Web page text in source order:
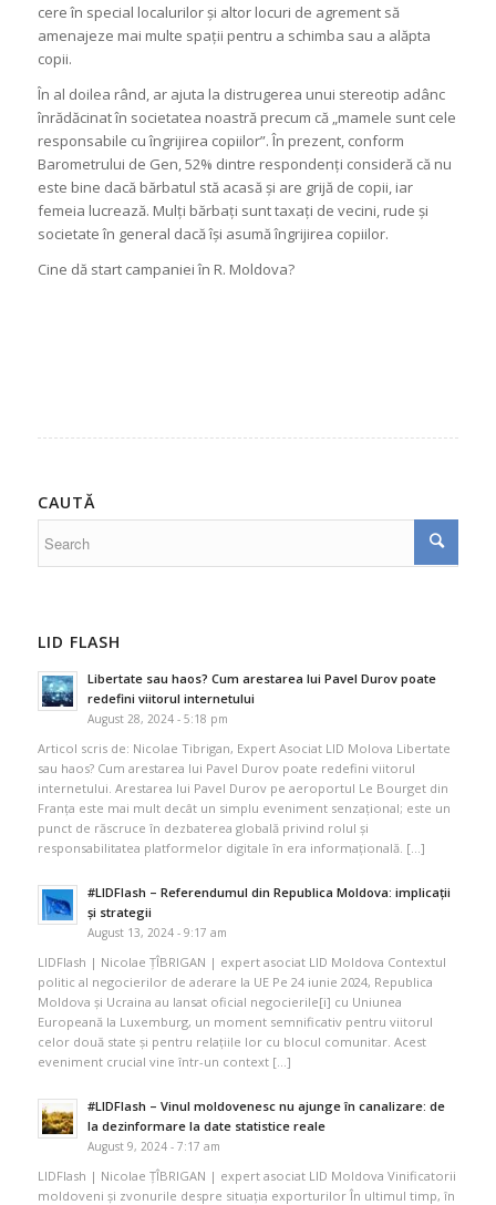
cere în special localurilor și altor locuri de agrement să
amenajeze mai multe spații pentru a schimba sau a alăpta
copii.
În al doilea rând, ar ajuta la distrugerea unui stereotip adânc
înrădăcinat în societatea noastră precum că „mamele sunt cele
responsabile cu îngrijirea copiilor”. În prezent, conform
Barometrului de Gen, 52% dintre respondenți consideră că nu
este bine dacă bărbatul stă acasă și are grijă de copii, iar
femeia lucrează. Mulți bărbați sunt taxați de vecini, rude și
societate în general dacă își asumă îngrijirea copiilor.
Cine dă start campaniei în R. Moldova?
CAUTĂ
LID FLASH
Libertate sau haos? Cum arestarea lui Pavel Durov poate
redefini viitorul internetului
August 28, 2024 - 5:18 pm
Articol scris de: Nicolae Tibrigan, Expert Asociat LID Molova Libertate
sau haos? Cum arestarea lui Pavel Durov poate redefini viitorul
internetului. Arestarea lui Pavel Durov pe aeroportul Le Bourget din
Franța este mai mult decât un simplu eveniment senzațional; este un
punct de răscruce în dezbaterea globală privind rolul și
responsabilitatea platformelor digitale în era informațională. […]
#LIDFlash – Referendumul din Republica Moldova: implicații
și strategii
August 13, 2024 - 9:17 am
LIDFlash | Nicolae ȚÎBRIGAN | expert asociat LID Moldova Contextul
politic al negocierilor de aderare la UE Pe 24 iunie 2024, Republica
Moldova și Ucraina au lansat oficial negocierile[i] cu Uniunea
Europeană la Luxemburg, un moment semnificativ pentru viitorul
celor două state și pentru relațiile lor cu blocul comunitar. Acest
eveniment crucial vine într-un context […]
#LIDFlash – Vinul moldovenesc nu ajunge în canalizare: de
la dezinformare la date statistice reale
August 9, 2024 - 7:17 am
LIDFlash | Nicolae ȚÎBRIGAN | expert asociat LID Moldova Vinificatorii
moldoveni și zvonurile despre situația exporturilor În ultimul timp, în